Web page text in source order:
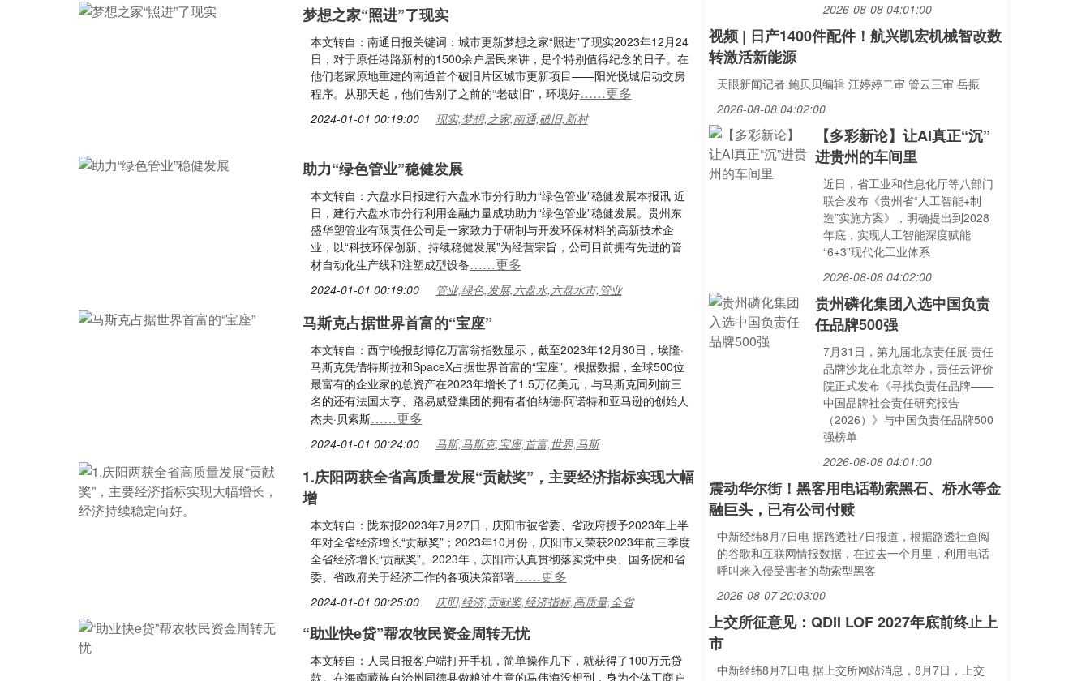
梦想之家“照进”了现实
本文转自：南通日报关键词：城市更新梦想之家“照进”了现实2023年12月24
日，对于原任港路新村的1500余户居民来讲，是个特别值得纪念的日子。在
他们老家原地重建的南通首个破旧片区城市更新项目——阳光悦城启动交房
程序。从那天起，他们告别了之前的“老破旧”，环境好……更多
2024-01-01 00:19:00 现实,梦想,之家,南通,破旧,新村
助力“绿色管业”稳健发展
本文转自：六盘水日报建行六盘水市分行助力“绿色管业”稳健发展本报讯 近
日，建行六盘水市分行利用金融力量成功助力“绿色管业”稳健发展。贵州东
盛华塑管业有限责任公司是一家致力于研制与开发环保材料的高新技术企
业，以“科技环保创新、持续稳健发展”为经营宗旨，公司目前拥有先进的管
材自动化生产线和注塑成型设备……更多
2024-01-01 00:19:00 管业,绿色,发展,六盘水,六盘水市,管业
马斯克占据世界首富的“宝座”
本文转自：西宁晚报彭博亿万富翁指数显示，截至2023年12月30日，埃隆·
马斯克凭借特斯拉和SpaceX占据世界首富的“宝座”。根据数据，全球500位
最富有的企业家的总资产在2023年增长了1.5万亿美元，与马斯克同列前三
名的还有法国大亨、路易威登集团的拥有者伯纳德·阿诺特和亚马逊的创始人
杰夫·贝索斯……更多
2024-01-01 00:24:00 马斯,马斯克,宝座,首富,世界,马斯
1.庆阳两获全省高质量发展“贡献奖”，主要经济指标实现大幅
增
本文转自：陇东报2023年7月27日，庆阳市被省委、省政府授予2023年上半
年对全省经济增长“贡献奖”；2023年10月份，庆阳市又荣获2023年前三季度
全省经济增长“贡献奖”。2023年，庆阳市认真贯彻落实党中央、国务院和省
委、省政府关于经济工作的各项决策部署……更多
2024-01-01 00:25:00 庆阳,经济,贡献奖,经济指标,高质量,全省
“助业快e贷”帮农牧民资金周转无忧
本文转自：人民日报客户端打开手机，简单操作几下，就获得了100万元贷
款。在海南藏族自治州同德县做粮油生意的马伟海没想到，身为个体工商户
2026-08-08 04:01:00
视频 | 日产1400件配件！航兴凯宏机械智改数
转激活新能源
天眼新闻记者 鲍贝贝编辑 江婷婷二审 管云三审 岳振
2026-08-08 04:02:00
【多彩新论】让AI真正“沉”
进贵州的车间里
近日，省工业和信息化厅等八部门
联合发布《贵州省“人工智能+制
造”实施方案》，明确提出到2028
年底，实现人工智能深度赋能
“6+3”现代化工业体系
2026-08-08 04:02:00
贵州磷化集团入选中国负责
任品牌500强
7月31日，第九届北京责任展·责任
品牌沙龙在北京举办，责任云评价
院正式发布《寻找负责任品牌——
中国品牌社会责任研究报告
（2026）》与中国负责任品牌500
强榜单
2026-08-08 04:01:00
震动华尔街！黑客用电话勒索黑石、桥水等金
融巨头，已有公司付赎
中新经纬8月7日电 据路透社7日报道，根据路透社查阅
的谷歌和互联网情报数据，在过去一个月里，利用电话
呼叫来入侵受害者的勒索型黑客
2026-08-07 20:03:00
上交所征意见：QDII LOF 2027年底前终止上
市
中新经纬8月7日电 据上交所网站消息，8月7日，上交